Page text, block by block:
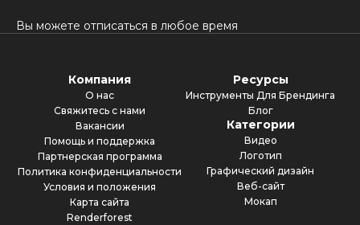
Вы можете отписаться в любое время
Компания
О нас
Свяжитесь с нами
Вакансии
Помощь и поддержка
Партнерская программа
Политика конфиденциальности
Условия и положения
Карта сайта
Renderforest
Ресурсы
Инструменты Для Брендинга
Блог
Категории
Видео
Логотип
Графический дизайн
Веб-сайт
Мокап